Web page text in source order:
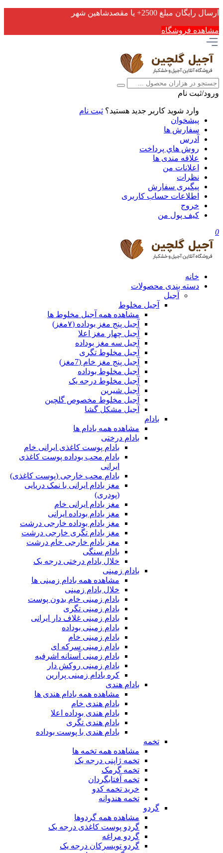
ارسال رایگان مبلغ 2500+ یا مقصدشاهین شهر
مشاهده فروشگاه
ورود/ثبت نام
وارد شوید کاربر جدید هستید؟ ثبت نام
پیشخوان
سفارش ها
آدرس
روش هاي پرداخت
علاقه مندی ها
اعلانات من
نظرات
پیگیری سفارش
اطلاعات حساب كاربری
خروج
کیف پول من
0
خانه
دسته بندی محصولات
آجیل
آجیل مخلوط
مشاهده همه آجیل مخلوط ها
آجیل پنج مغز بوداده (۷مغز)
آجیل چهار مغز اعلا
آجیل سه مغز بوداده
آجیل مخلوط تگری
آجیل پنج مغز خام (7مغز)
آجیل مخلوط بوداده
آجیل مخلوط درجه یک
آجیل شیرین
آجیل مخلوط مخصوص گلچین
آجیل مشکل گشا
بادام
مشاهده همه بادام ها
بادام درختی
بادام پوست کاغذی ایرانی خام
بادام محب بوداده پوست کاغذی
ایرانی
بادام محب خارجی (پوست کاغذی)
مغز بادام ایرانی با نمک دریایی
(پودری)
مغز بادام ایرانی خام
مغز بادام بوداده ایرانی
مغز بادام بوداده خارجی درشت
مغز بادام تگری خارجی درشت
مغز بادام خارجی خام درشت
بادام سنگی
خلال بادام درختی درجه یک
بادام زمینی
مشاهده همه بادام زمینی ها
خلال بادام زمینی
بادام زمینی خام بدون پوست
بادام زمینی تگری
بادام زمینی غلاف دار ایرانی
بادام زمینی بوداده
بادام زمینی خام
بادام زمینی سرکه ای
بادام زمینی آستانه اشرفیه
بادام زمینی روکش دار
کره بادام زمینی پرارین
بادام هندی
مشاهده همه بادام هندی ها
بادام هندی خام
بادام هندی بوداده اعلا
بادام هندی تگری
بادام هندی با پوست بوداده
تخمه
مشاهده همه تخمه ها
تخمه ژاپنی درجه یک
تخمه گرمک
تخمه آفتابگردان
خرید تخمه کدو
تخمه هندوانه
گردو
مشاهده همه گردوها
گردو پوست کاغذی درجه یک
گردو مراغه
گردو تویسرکان درجه یک